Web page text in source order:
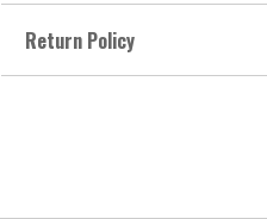
Return Policy